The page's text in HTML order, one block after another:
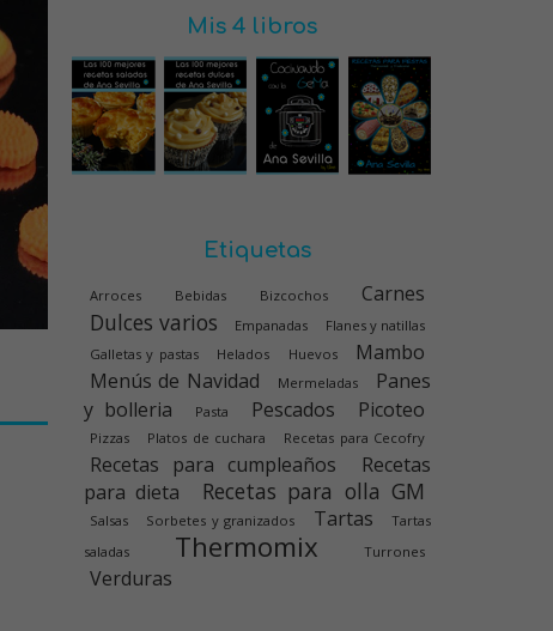
Mis 4 libros
Etiquetas
Arroces Bebidas Bizcochos Carnes
Dulces varios Empanadas
Flanes y natillas
Galletas y pastas
Helados Huevos
Mambo
Menús de Navidad
Mermeladas
Panes
y bolleria
Pasta Pescados Picoteo
Pizzas Platos de cuchara Recetas para Cecofry
Recetas para cumpleaños
Recetas
para dieta
Recetas para olla GM
Salsas Sorbetes y granizados Tartas
Tartas
saladas
Thermomix Turrones
Verduras